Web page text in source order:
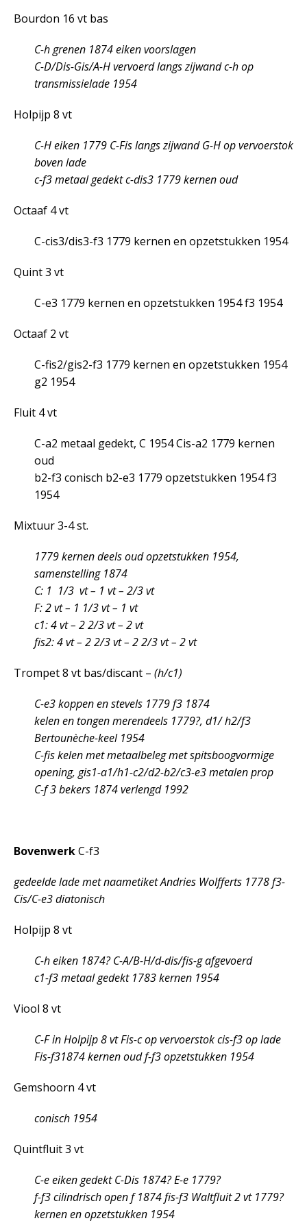
Bourdon 16 vt bas
C-h grenen 1874 eiken voorslagen
C-D/Dis-Gis/A-H vervoerd langs zijwand c-h op
transmissielade 1954
Holpijp 8 vt
C-H eiken 1779 C-Fis langs zijwand G-H op vervoerstok
boven lade
c-f3metaal gedekt c-dis3 1779 kernen oud
Octaaf 4 vt
C-cis3/dis3-f3 1779 kernen en opzetstukken 1954
Quint 3 vt
C-e3 1779 kernen en opzetstukken 1954 f3 1954
Octaaf 2 vt
C-fis2/gis2-f3 1779 kernen en opzetstukken 1954
g2 1954
Fluit 4 vt
C-a2 metaal gedekt, C 1954 Cis-a2 1779 kernen
oud
b2-f3 conisch b2-e3 1779 opzetstukken 1954 f3
1954
Mixtuur 3-4 st.
1779 kernen deels oud opzetstukken 1954,
samenstelling 1874
C: 1 1/3 vt – 1 vt – 2/3 vt
F:2 vt – 1 1/3 vt – 1 vt
c1:4 vt – 2 2/3 vt – 2 vt
fis2:4 vt – 2 2/3 vt – 2 2/3 vt – 2 vt
Trompet 8 vt bas/discant – (h/c1)
C-e3koppen en stevels 1779 f3 1874
kelen en tongen merendeels 1779?, d1/ h2/f3
Bertounèche-keel 1954
C-fis kelen met metaalbeleg met spitsboogvormige
opening, gis1-a1/h1-c2/d2-b2/c3-e3metalen prop
C-f3bekers 1874 verlengd 1992
BovenwerkC-f3
gedeelde lade met naametiket Andries Wolfferts 1778 f3-
Cis/C-e3diatonisch
Holpijp 8 vt
C-h eiken 1874? C-A/B-H/d-dis/fis-g afgevoerd
c1-f3metaal gedekt 1783 kernen 1954
Viool 8 vt
C-F in Holpijp 8 vt Fis-c op vervoerstok cis-f3op lade
Fis-f31874 kernen oud f-f3opzetstukken 1954
Gemshoorn 4 vt
conisch 1954
Quintfluit 3 vt
C-e eiken gedekt C-Dis 1874? E-e 1779?
f-f3cilindrisch open f 1874 fis-f3 Waltfluit 2 vt 1779?
kernen en opzetstukken 1954